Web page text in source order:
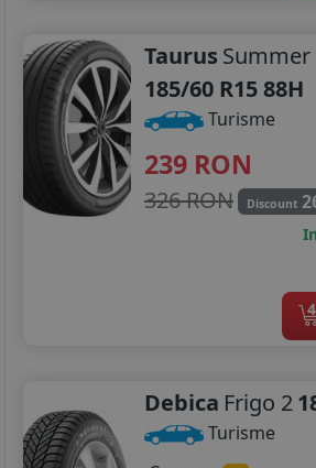
Taurus Summer
185/60 R15 88H
Turisme
239 RON
326 RON Discount
4
Debica Frigo 2
Turisme